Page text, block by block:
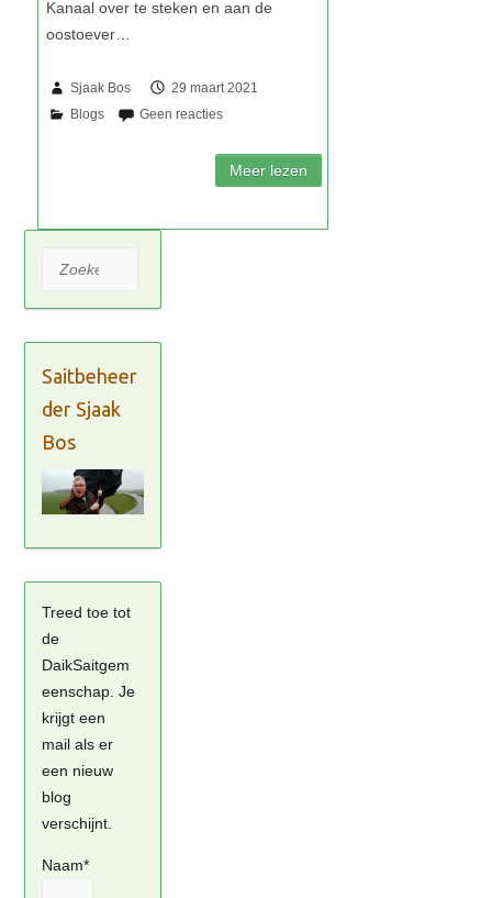
Sjaak Bos 29 maart 2021
Zoeken
Saitbeheer
der Sjaak
Bos
Treed toe tot
de
DaikSaitgem
eenschap. Je
krijgt een
mail als er
een nieuw
blog
verschijnt.
Naam*